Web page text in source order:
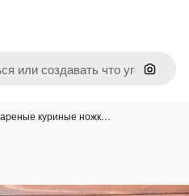
Поиск
куриные ножк…